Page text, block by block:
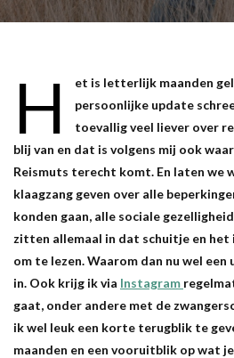
H
et is letterlijk maanden
persoonlijke update
toevallig veel liever over
blij van en dat is volgens mij ook
Reismuts terecht komt. En laten we
klaagzang geven over alle
konden gaan, alle sociale
zitten allemaal in dat schuitje en het
om te lezen. Waarom dan nu wel een
in. Ook krijg ik via Instagram
gaat, onder andere met de
ik wel leuk een korte terugblik te
maanden en een vooruitblik op wat